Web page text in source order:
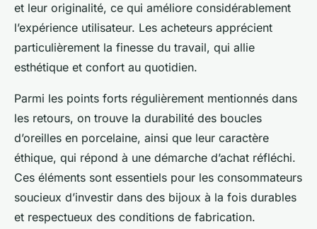
et leur originalité, ce qui améliore considérablement
l’expérience utilisateur. Les acheteurs apprécient
particulièrement la finesse du travail, qui allie
esthétique et confort au quotidien.
Parmi les points forts régulièrement mentionnés dans
les retours, on trouve la durabilité des boucles
d’oreilles en porcelaine, ainsi que leur caractère
éthique, qui répond à une démarche d’achat réfléchi.
Ces éléments sont essentiels pour les consommateurs
soucieux d’investir dans des bijoux à la fois durables
et respectueux des conditions de fabrication.